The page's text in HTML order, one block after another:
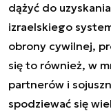
dążyć do
izraelskiego
obrony cywilnej,
się to również, w
partnerów i
spodziewać się